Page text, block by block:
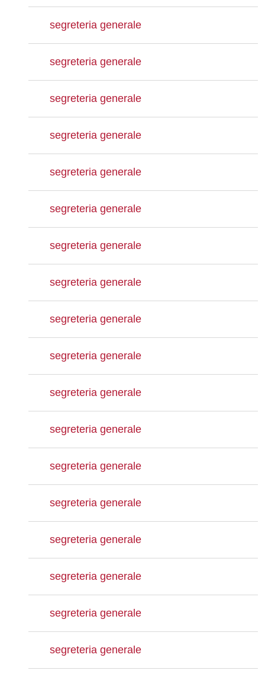
segreteria generale
segreteria generale
segreteria generale
segreteria generale
segreteria generale
segreteria generale
segreteria generale
segreteria generale
segreteria generale
segreteria generale
segreteria generale
segreteria generale
segreteria generale
segreteria generale
segreteria generale
segreteria generale
segreteria generale
segreteria generale